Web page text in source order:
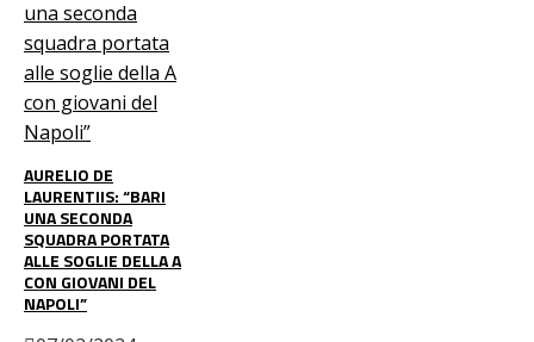
AURELIO DE
LAURENTIIS: “BARI
UNA SECONDA
SQUADRA PORTATA
ALLE SOGLIE DELLA A
CON GIOVANI DEL
NAPOLI”